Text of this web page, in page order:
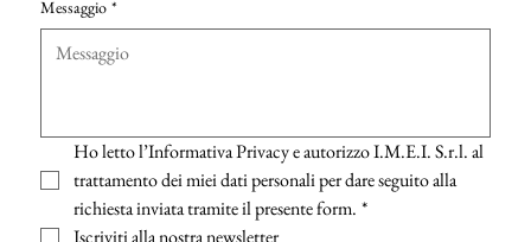
Messaggio *
Ho letto l’Informativa Privacy e autorizzo I.M.E.I. S.r.l. al
trattamento dei miei dati personali per dare seguito alla
richiesta inviata tramite il presente form. *
Iscriviti alla nostra newsletter